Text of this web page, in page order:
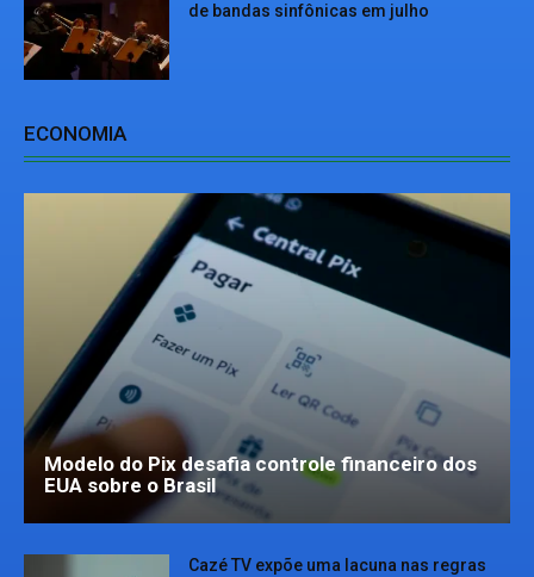
de bandas sinfônicas em julho
ECONOMIA
Modelo do Pix desafia controle financeiro dos
EUA sobre o Brasil
Cazé TV expõe uma lacuna nas regras